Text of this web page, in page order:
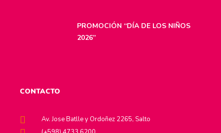
PROMOCIÓN “DÍA DE LOS NIÑOS
2026”
CONTACTO
Av. Jose Batlle y Ordoñez 2265, Salto